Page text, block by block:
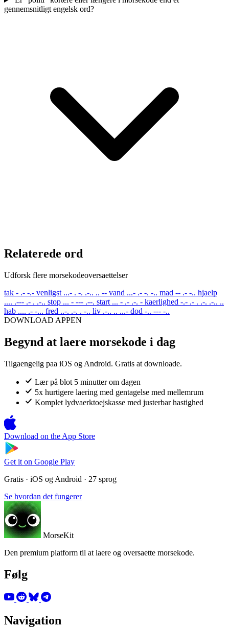
gennemsnitligt engelsk ord?
Relaterede ord
Udforsk flere morsekodeoversaettelser
tak - .- -.- venligst ...- . -. .-.. .. -- vand ...- .- -. -.. mad -- .- -.. hjaelp
.... .--- .- . .-.. stop ... - --- .--. start ... - .- .-. - kaerlighed -.- .- . .-. .-.. ..
hab .... .- -... fred ..-. .-. . -.. liv .-.. .. ...- dod -.. --- -..
DOWNLOAD APPEN
Begynd at laere morsekode i dag
Tilgaengelig paa iOS og Android. Gratis at downloade.
Lær på blot 5 minutter om dagen
5x hurtigere laering med gentagelse med mellemrum
Komplet lydvaerktoejskasse med justerbar hastighed
Download on the App Store
Get it on Google Play
Gratis · iOS og Android · 27 sprog
Se hvordan det fungerer
MorseKit
Den premium platform til at laere og oversaette morsekode.
Følg
Navigation